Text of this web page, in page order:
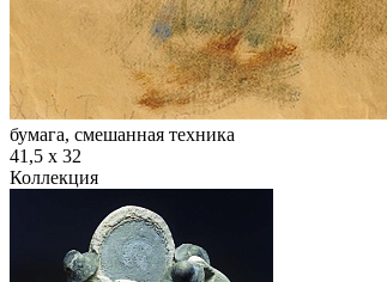
бумага, смешанная техника
41,5 х 32
Коллекция